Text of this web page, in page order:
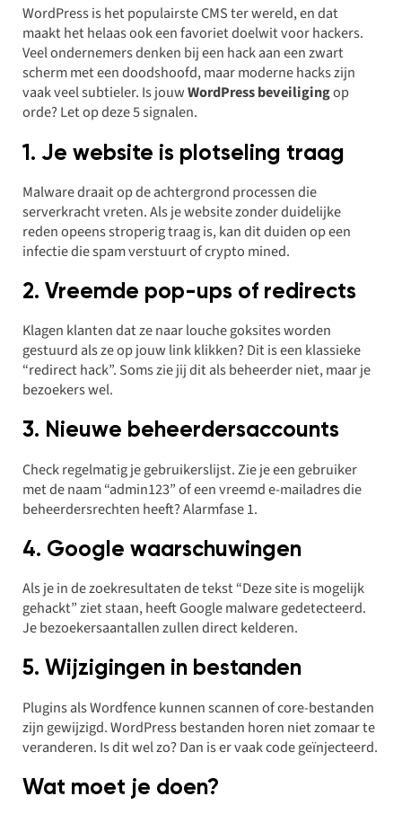
WordPress is het populairste CMS ter wereld, en dat
maakt het helaas ook een favoriet doelwit voor hackers.
Veel ondernemers denken bij een hack aan een zwart
scherm met een doodshoofd, maar moderne hacks zijn
vaak veel subtieler. Is jouwWordPress beveiligingop
orde? Let op deze 5 signalen.
1. Je website is plotseling traag
Malware draait op de achtergrond processen die
serverkracht vreten. Als je website zonder duidelijke
reden opeens stroperig traag is, kan dit duiden op een
infectie die spam verstuurt of crypto mined.
2. Vreemde pop-ups of redirects
Klagen klanten dat ze naar louche goksites worden
gestuurd als ze op jouw link klikken? Dit is een klassieke
“redirect hack”. Soms zie jij dit als beheerder niet, maar je
bezoekers wel.
3. Nieuwe beheerdersaccounts
Check regelmatig je gebruikerslijst. Zie je een gebruiker
met de naam “admin123” of een vreemd e-mailadres die
beheerdersrechten heeft? Alarmfase 1.
4. Google waarschuwingen
Als je in de zoekresultaten de tekst “Deze site is mogelijk
gehackt” ziet staan, heeft Google malware gedetecteerd.
Je bezoekersaantallen zullen direct kelderen.
5. Wijzigingen in bestanden
Plugins als Wordfence kunnen scannen of core-bestanden
zijn gewijzigd. WordPress bestanden horen niet zomaar te
veranderen. Is dit wel zo? Dan is er vaak code geïnjecteerd.
Wat moet je doen?